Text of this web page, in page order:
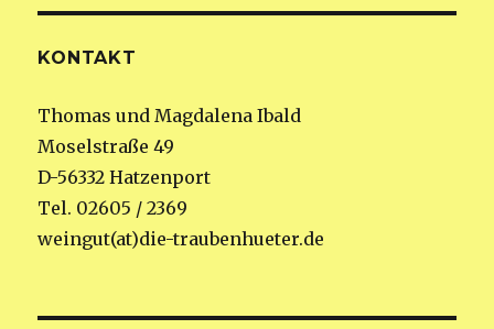
KONTAKT
Thomas und Magdalena Ibald
Moselstraße 49
D-56332 Hatzenport
Tel. 02605 / 2369
weingut(at)die-traubenhueter.de